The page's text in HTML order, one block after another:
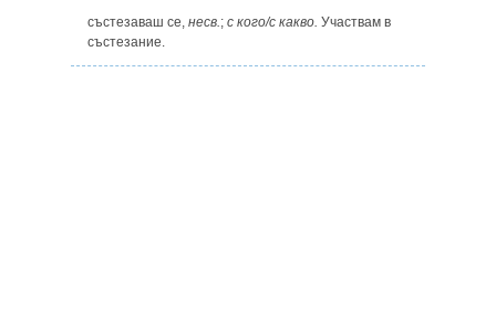
състезаваш се, несв.; с кого/с какво. Участвам в
състезание.